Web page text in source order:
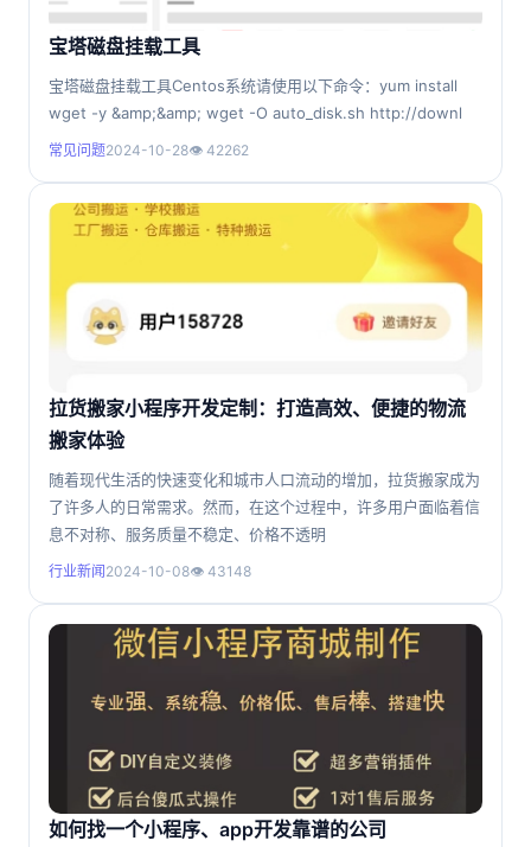
宝塔磁盘挂载工具
宝塔磁盘挂载工具Centos系统请使用以下命令：yum install
wget -y &amp;&amp; wget -O auto_disk.sh http://downl
常见问题2024-10-28👁 42262
拉货搬家小程序开发定制：打造高效、便捷的物流
搬家体验
随着现代生活的快速变化和城市人口流动的增加，拉货搬家成为
了许多人的日常需求。然而，在这个过程中，许多用户面临着信
息不对称、服务质量不稳定、价格不透明
行业新闻 2024-10-08👁 43148
如何找一个小程序、app开发靠谱的公司